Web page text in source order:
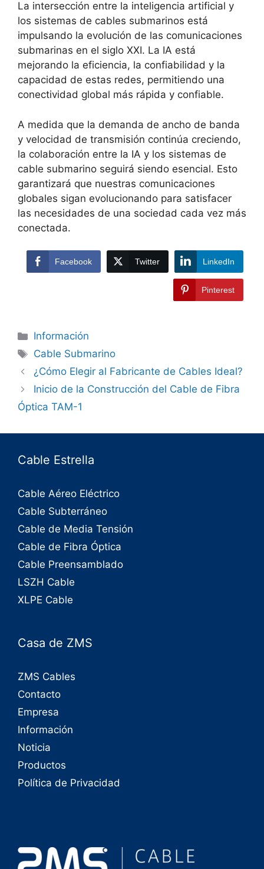
La intersección entre la inteligencia artificial y
los sistemas de cables submarinos está
impulsando la evolución de las comunicaciones
submarinas en el siglo XXI. La IA está
mejorando la eficiencia, la confiabilidad y la
capacidad de estas redes, permitiendo una
conectividad global más rápida y confiable.
A medida que la demanda de ancho de banda
y velocidad de transmisión continúa creciendo,
la colaboración entre la IA y los sistemas de
cable submarino seguirá siendo esencial. Esto
garantizará que nuestras comunicaciones
globales sigan evolucionando para satisfacer
las necesidades de una sociedad cada vez más
conectada.
Facebook Twitter LinkedIn
Pinterest
Información
Cable Submarino
¿Cómo Elegir al Fabricante de Cables Ideal?
Inicio de la Construcción del Cable de Fibra
Óptica TAM-1
Cable Estrella
Cable Aéreo Eléctrico
Cable Subterráneo
Cable de Media Tensión
Cable de Fibra Óptica
Cable Preensamblado
LSZH Cable
XLPE Cable
Casa de ZMS
ZMS Cables
Contacto
Empresa
Información
Noticia
Productos
Política de Privacidad